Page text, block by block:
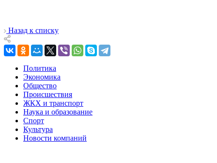
Назад к списку
Политика
Экономика
Общество
Происшествия
ЖКХ и транспорт
Наука и образование
Спорт
Культура
Новости компаний